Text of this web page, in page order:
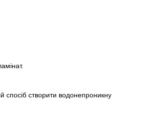
спосіб створити водонепроникну